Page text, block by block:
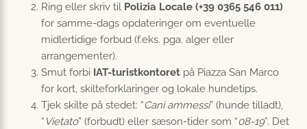
Ring eller skriv til Polizia Locale (+39 0365 546 011)
for samme-dags opdateringer om eventuelle
midlertidige forbud (f.eks. pga. alger eller
arrangementer).
Smut forbi IAT-turistkontoret på Piazza San Marco
for kort, skilteforklaringer og lokale hundetips.
Tjek skilte på stedet: “Cani ammessi” (hunde tilladt),
“ Vietato” (forbudt) eller sæson-tider som “08-19”. Det